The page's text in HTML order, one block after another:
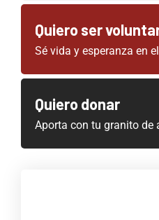
Quiero ser
Sé vida y esperanza en
Quiero donar
Aporta con tu granito de